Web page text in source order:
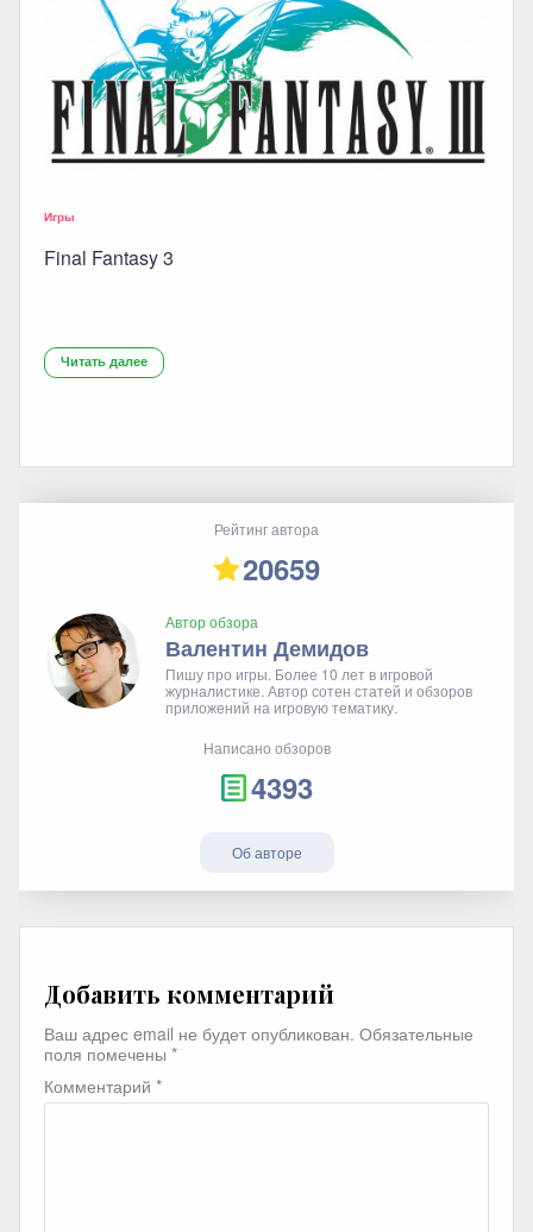
Игры
Final Fantasy 3
Читать далее
Рейтинг автора
20659
Автор обзора
Валентин Демидов
Пишу про игры. Более 10 лет в игровой
журналистике. Автор сотен статей и обзоров
приложений на игровую тематику.
Написано обзоров
4393
Об авторе
Добавить комментарий
Ваш адрес email не будет опубликован. Обязательные
поля помечены *
Комментарий *